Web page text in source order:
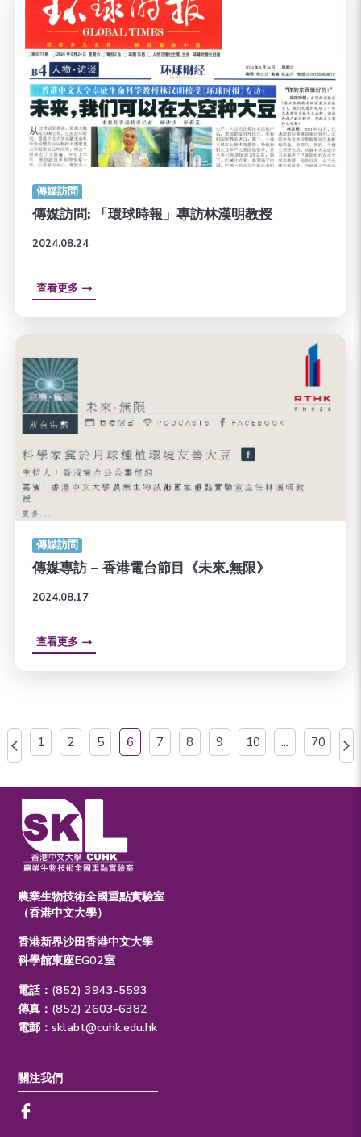
傳媒訪問
傳媒訪問: 「環球時報」專訪林漢明教授
2024.08.24
查看更多
傳媒訪問
傳媒專訪 – 香港電台節目《未來.無限》
2024.08.17
查看更多
1 2 5 6 7 8 9 10 ... 70
農業生物技術全國重點實驗室
（香港中文大學）
香港新界沙田香港中文大學
科學館東座EG02室
電話：(852) 3943-5593
傳真：(852) 2603-6382
電郵：sklabt@cuhk.edu.hk
關注我們